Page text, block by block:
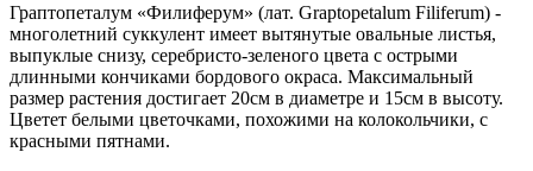
Граптопеталум «Филиферум» (лат. Graptopetalum Filiferum) -
многолетний суккулент имеет вытянутые овальные листья,
выпуклые снизу, серебристо-зеленого цвета с острыми
длинными кончиками бордового окраса. Максимальный
размер растения достигает 20см в диаметре и 15см в высоту.
Цветет белыми цветочками, похожими на колокольчики, с
красными пятнами.